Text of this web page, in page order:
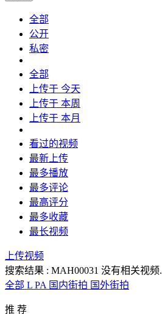
全部
公开
私密
全部
上传于 今天
上传于 本周
上传于 本月
看过的视频
最新上传
最多播放
最多评论
最高评分
最多收藏
最长视频
上传视频
搜索结果 : MAH00031 没有相关视频.
全部 L PA 国内街拍 国外街拍
推 荐